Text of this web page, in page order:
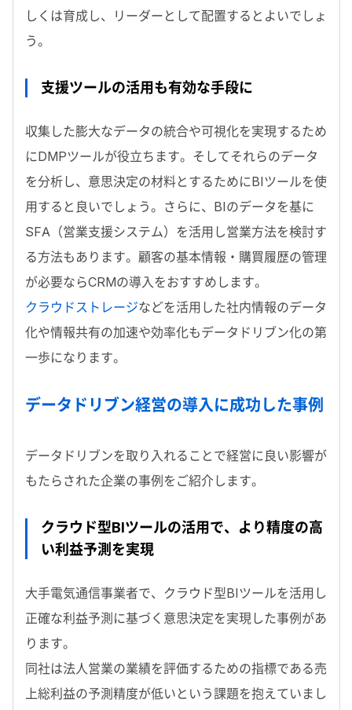
しくは育成し、リーダーとして配置するとよいでしょ
う。
支援ツールの活用も有効な手段に
収集した膨大なデータの統合や可視化を実現するため
にDMPツールが役立ちます。そしてそれらのデータ
を分析し、意思決定の材料とするためにBIツールを使
用すると良いでしょう。さらに、BIのデータを基に
SFA（営業支援システム）を活用し営業方法を検討す
る方法もあります。顧客の基本情報・購買履歴の管理
が必要ならCRMの導入をおすすめします。
クラウドストレージなどを活用した社内情報のデータ
化や情報共有の加速や効率化もデータドリブン化の第
一歩になります。
データドリブン経営の導入に成功した事例
データドリブンを取り入れることで経営に良い影響が
もたらされた企業の事例をご紹介します。
クラウド型BIツールの活用で、より精度の高
い利益予測を実現
大手電気通信事業者で、クラウド型BIツールを活用し
正確な利益予測に基づく意思決定を実現した事例があ
ります。
同社は法人営業の業績を評価するための指標である売
上総利益の予測精度が低いという課題を抱えていまし